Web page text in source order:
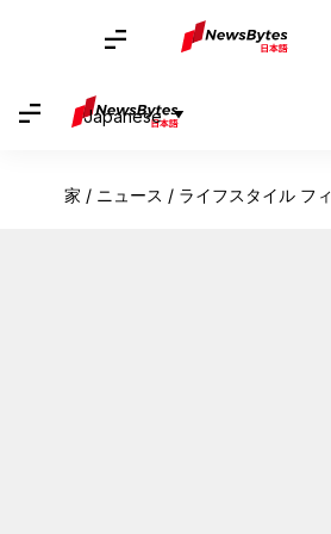
Japanese
家 / ニュース / ライフスタイル フ